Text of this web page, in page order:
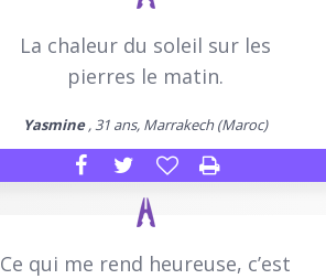
La chaleur du soleil sur les
pierres le matin.
Yasmine, 31 ans, Marrakech (Maroc)
Ce qui me rend heureuse, c’est